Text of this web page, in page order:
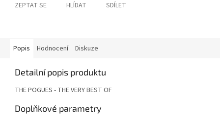
ZEPTAT SE HLÍDAT SDÍLET
Popis Hodnocení Diskuze
Detailní popis produktu
THE POGUES - THE VERY BEST OF
Doplňkové parametry